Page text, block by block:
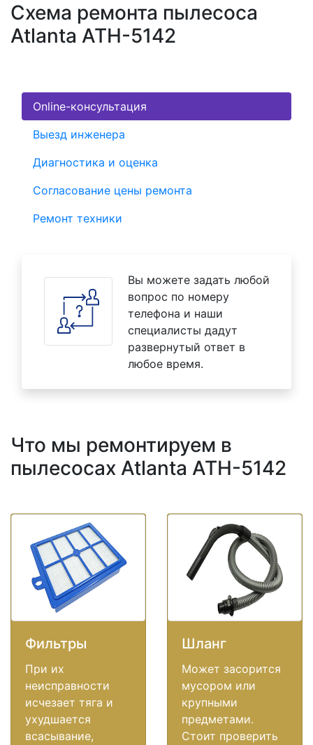
Схема ремонта пылесоса
Atlanta ATH-5142
Online-консультация
Выезд инженера
Диагностика и оценка
Согласование цены ремонта
Ремонт техники
Вы можете задать любой
вопрос по номеру
телефона и наши
специалисты дадут
развернутый ответ в
любое время.
Что мы ремонтируем в
пылесосах Atlanta ATH-5142
Фильтры
При их
неисправности
исчезает тяга и
ухудшается
всасывание,
Шланг
Может засорится
мусором или
крупными
предметами.
Стоит проверить